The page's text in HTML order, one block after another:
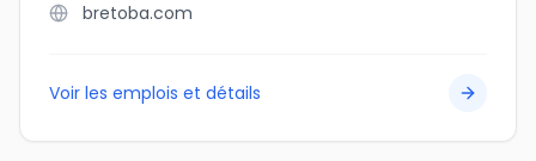
bretoba.com
Voir les emplois et détails